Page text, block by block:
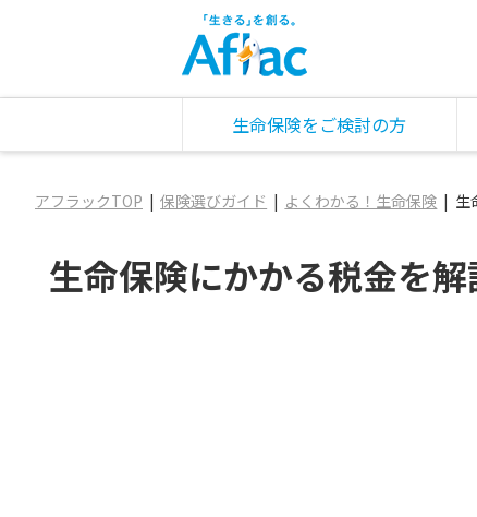
生命保険をご検討の方
アフラックTOP 保険選びガイド よくわかる！生命保険 生
生命保険にかかる税金を